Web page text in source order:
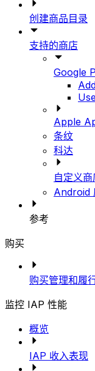
创建商品目录
支持的商店
Google
Apple
条纹
科达
自定义商
Android
参考
购买
购买管理和履
监控 IAP 性能
概览
IAP 收入表现